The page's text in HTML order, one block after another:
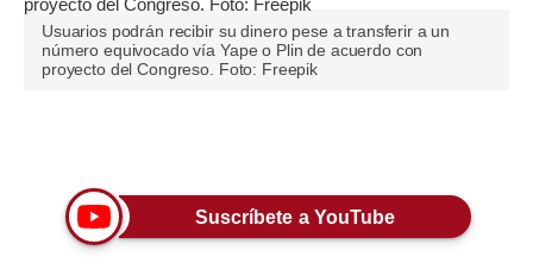
Tendencias
Moda
Estilos
Usuarios podrán recibir su dinero pese a transferir a un
número equivocado vía Yape o Plin de acuerdo con
proyecto del Congreso. Foto: Freepik
Suscríbete a YouTube